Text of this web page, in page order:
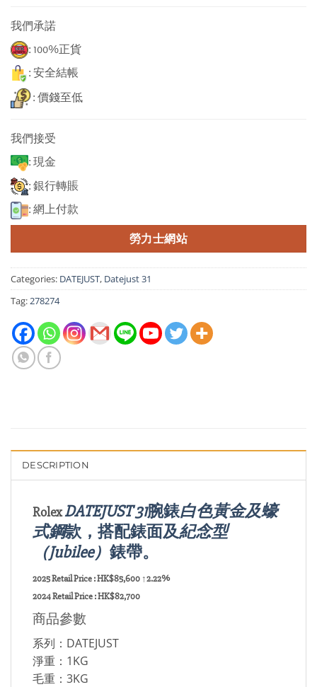
我們承諾
: 100%正貨
: 安全結帳
: 價錢至低
我們接受
: 現金
: 銀行轉賬
: 網上付款
勞力士網站
Categories: DATEJUST, Datejust 31
Tag:278274
DESCRIPTION
RolexDATEJUST 31腕錶白色黃金及蠔
式鋼款，搭配錶面及紀念型
（Jubilee） 錶帶。
2025 Retail Price : HK$85,600 ↑2.22%
2024 Retail Price : HK$82,700
商品參數
系列：DATEJUST
淨重：1KG
毛重：3KG